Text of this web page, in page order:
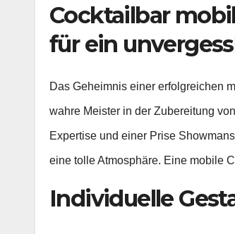
Cocktailbar
für ein
Das Geheimnis einer erfolgreichen
wahre Meister in der Zubereitung von
Expertise und einer Prise
eine tolle Atmosphäre. Eine mobile
Individuelle